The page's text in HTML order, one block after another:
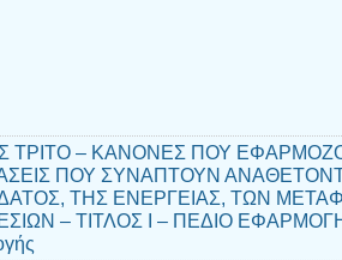
ΤΡΙΤΟ – ΚΑΝΟΝΕΣ ΠΟΥ
ΠΟΥ ΣΥΝΑΠΤΟΥΝ
ΤΗΣ ΕΝΕΡΓΕΙΑΣ, ΤΩΝ
– ΤΙΤΛΟΣ Ι – ΠΕΔΙΟ